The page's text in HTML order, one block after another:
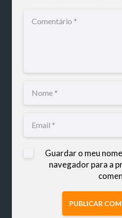
Guardar o meu
navegador para a
PUBLICAR